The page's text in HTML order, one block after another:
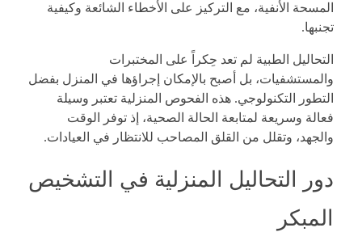
المسحة الأنفية، مع التركيز على الأخطاء الشائعة وكيفية
تجنبها.
التحاليل الطبية لم تعد حِكراً على المختبرات
والمستشفيات، بل أصبح بالإمكان إجراؤها في المنزل بفضل
التطور التكنولوجي. هذه الفحوص المنزلية تعتبر وسيلة
فعالة وسريعة لمتابعة الحالة الصحية، إذ توفر الوقت
والجهد، وتقلل من القلق المصاحب للانتظار في العيادات.
دور التحاليل المنزلية في التشخيص
المبكر